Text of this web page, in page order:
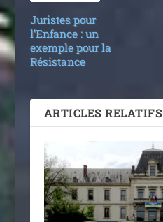
Juristes pour
l’Enfance : un
exemple pour la
Résistance
ARTICLES RELATIFS